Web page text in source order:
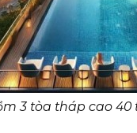
3 tòa tháp cao 40